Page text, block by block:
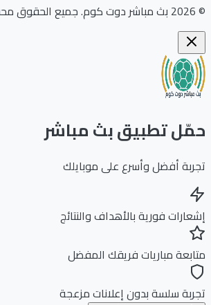
بث مباشر دوت كوم.جميع الحقوق
تطبيق بث مباشر
أفضل وأسرع على موبايلك
فورية بالأهداف والنتائج
مباريات فريقك المفضل
سلسة بدون إعلانات مزعجة